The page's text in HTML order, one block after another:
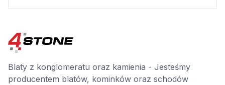
Blaty z konglomeratu oraz kamienia - Jesteśmy
producentem blatów, kominków oraz schodów